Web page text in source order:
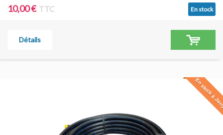
10,00 € TTC En stock
Détails
En stock à